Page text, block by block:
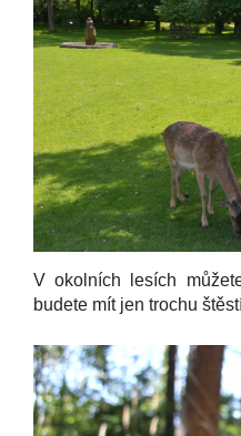
V okolních lesích
budete mít jen trochu